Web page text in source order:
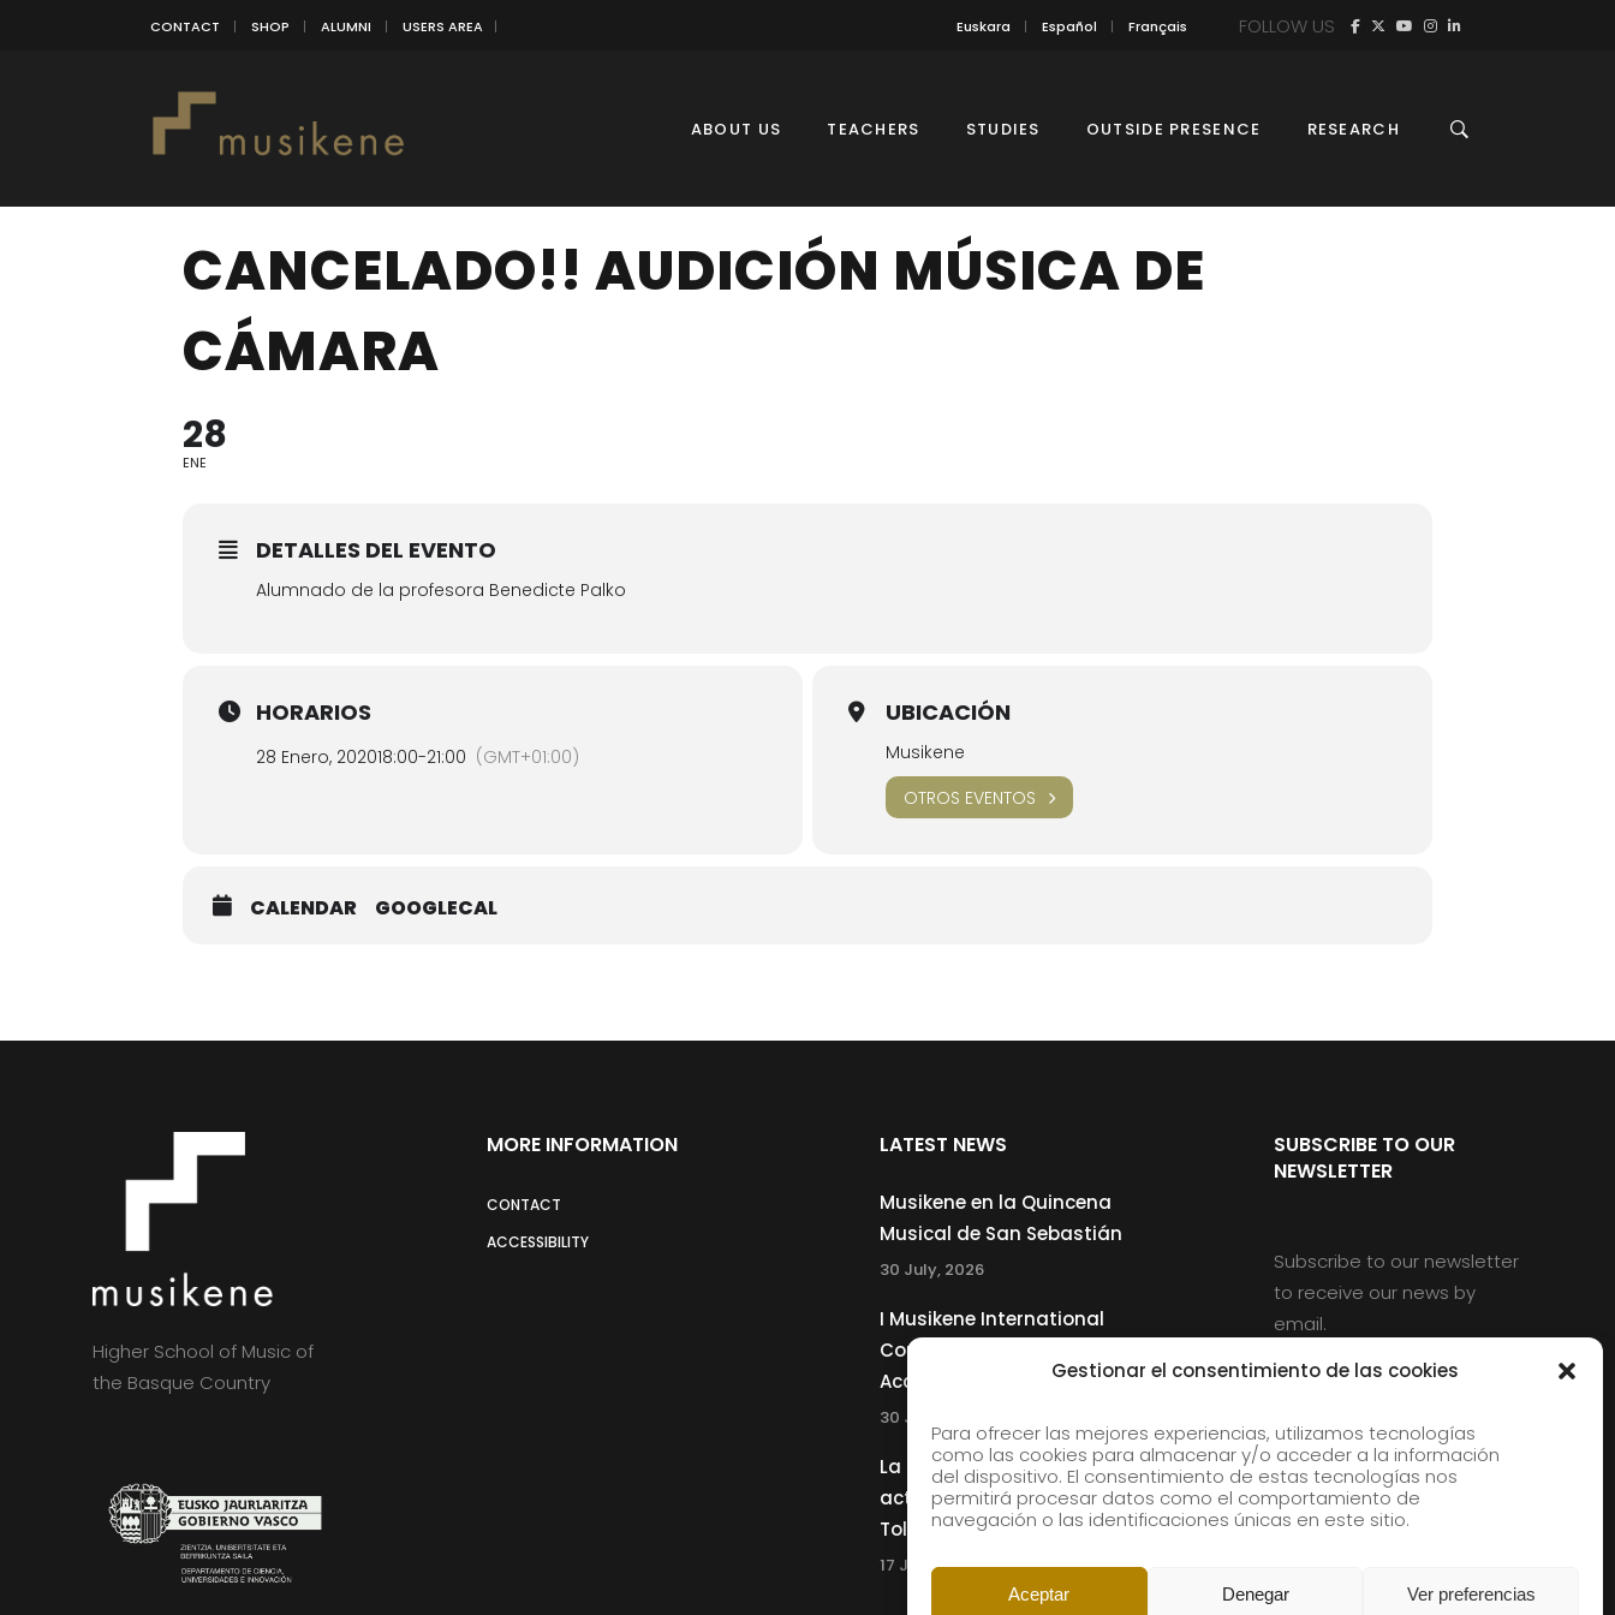
Gestionar el consentimiento de las cookies
Para ofrecer las mejores experiencias, utilizamos tecnologías
como las cookies para almacenar y/o acceder a la información
del dispositivo. El consentimiento de estas tecnologías nos
permitirá procesar datos como el comportamiento de
navegación o las identificaciones únicas en este sitio.
Aceptar Denegar Ver preferencias
CONTACT SHOP ALUMNI USERS AREA Euskara Español Français FOLLOW US
ABOUT US TEACHERS STUDIES OUTSIDE PRESENCE RESEARCH
CANCELADO!! AUDICIÓN MÚSICA DE
CÁMARA
28
ENE
DETALLES DEL EVENTO
Alumnado de la profesora Benedicte Palko
HORARIOS
28 Enero, 202018:00-21:00 (GMT+01:00)
UBICACIÓN
Musikene
OTROS EVENTOS
CALENDAR GOOGLECAL
Higher School of Music of
the Basque Country
MORE INFORMATION
CONTACT
ACCESSIBILITY
LATEST NEWS
Musikene en la Quincena
Musical de San Sebastián
30 July, 2026
I Musikene International
Competition for Young
Accordionists
30 July, 2026
La Musikene Big Band
actuará junto a Charles
Tolliver en el 61 Jazzaldia
17 July, 2026
SUBSCRIBE TO OUR
NEWSLETTER
Subscribe to our newsletter
to receive our news by
email.